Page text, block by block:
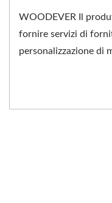
WOODEVER Il
fornire servizi di
personalizzazione di